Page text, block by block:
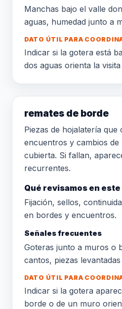
Manchas bajo el valle
aguas, humedad junto a
DATO ÚTIL PARA
Indicar si la gotera está
dos aguas orienta la
remates de borde
Piezas de hojalatería que
encuentros y cambios de
cubierta. Si fallan,
recurrentes.
Qué revisamos en
Fijación, sellos,
en bordes y encuentros.
Señales frecuentes
Goteras junto a muros o
cantos, piezas
DATO ÚTIL PARA
Indicar si la gotera
borde o de un muro